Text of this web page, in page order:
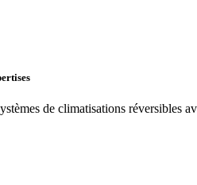
de climatisations réversibles